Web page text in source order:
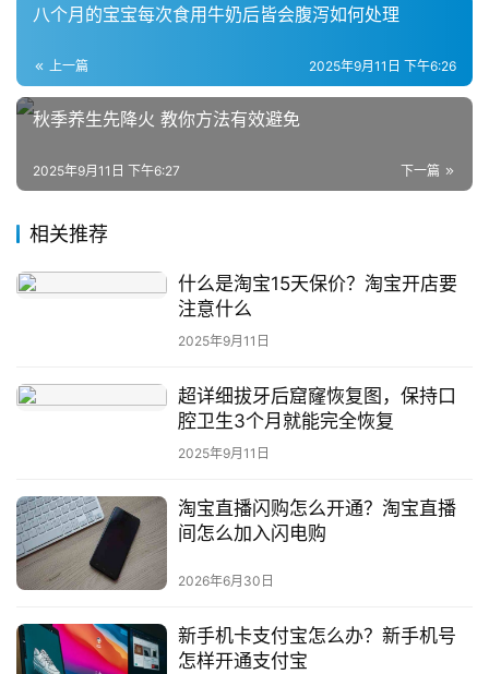
私
社
群
答
区
八个月的宝宝每次食用牛奶后皆会腹泻如何处理
上一篇 2025年9月11日 下午6:26
秋季养生先降火 教你方法有效避免
下一篇
2025年9月11日 下午6:27
相关推荐
什么是淘宝15天保价？淘宝开店要
注意什么
2025年9月11日
超详细拔牙后窟窿恢复图，保持口
腔卫生3个月就能完全恢复
2025年9月11日
淘宝直播闪购怎么开通？淘宝直播
间怎么加入闪电购
2026年6月30日
新手机卡支付宝怎么办？新手机号
怎样开通支付宝